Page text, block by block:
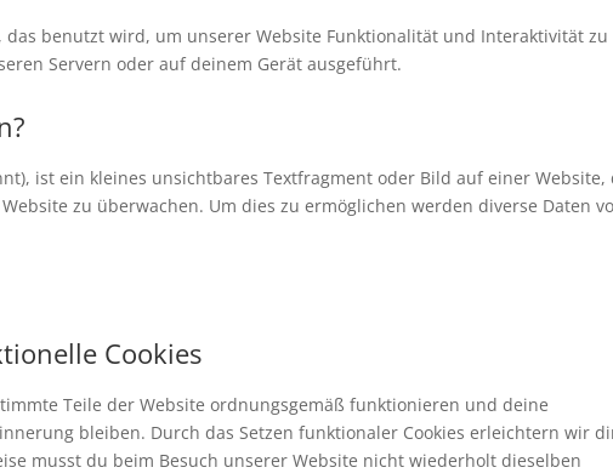
das benutzt wird, um unserer Website Funktionalität und Interaktivität zu
Servern oder auf deinem Gerät ausgeführt.
ist ein kleines unsichtbares Textfragment oder Bild auf einer Website,
zu überwachen. Um dies zu ermöglichen werden diverse Daten
Cookies
Teile der Website ordnungsgemäß funktionieren und deine
bleiben. Durch das Setzen funktionaler Cookies erleichtern wir
musst du beim Besuch unserer Website nicht wiederholt dieselben